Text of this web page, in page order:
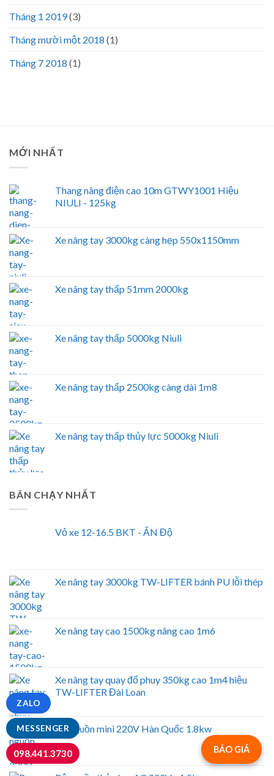
Tháng 1 2019(3)
Tháng mười một 2018 (1)
Tháng 7 2018 (1)
MỚI NHẤT
Thang nâng điện cao 10m GTWY1001 Hiệu
NIULI - 125kg
Xe nâng tay 3000kg càng hẹp 550x1150mm
Xe nâng tay thấp 51mm 2000kg
Xe nâng tay thấp 5000kg Niuli
Xe nâng tay thấp 2500kg càng dài 1m8
Xe nâng tay thấp thủy lực 5000kg Niuli
BÁN CHẠY NHẤT
Vỏ xe 12-16.5 BKT - ẤN Độ
Xe nâng tay 3000kg TW-LIFTER bánh PU lỗi thép
Xe nâng tay cao 1500kg nâng cao 1m6
Xe nâng tay quay đổ phuy 350kg cao 1m4 hiệu
TW-LIFTER Đài Loan
Bộ nguồn mini 220V Hàn Quốc 1.8kw
BÁO GIÁ
MESSENGER
ZALO
098.441.3730